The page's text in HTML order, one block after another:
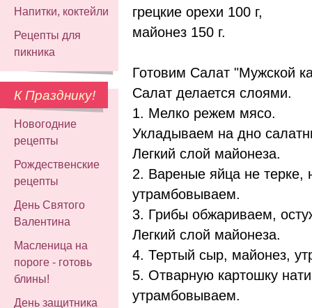
Напитки, коктейли
Рецепты для
пикника
К Празднику!
Новогодние
рецепты
Рождественские
рецепты
День Святого
Валентина
Масленица на
пороге - готовь
блины!
День защитника
грецкие орехи 100 г,
майонез 150 г.
Готовим Салат "Мужской
Салат делается слоями.
1. Мелко режем мясо.
Укладываем на дно
Легкий слой майонеза.
2. Вареные яйца не терке,
утрамбовываем.
3. Грибы обжариваем,
Легкий слой майонеза.
4. Тертый сыр, майонез,
5. Отварную картошку
утрамбовываем.